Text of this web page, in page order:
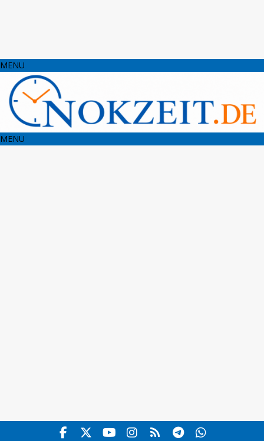
MENU
MENU